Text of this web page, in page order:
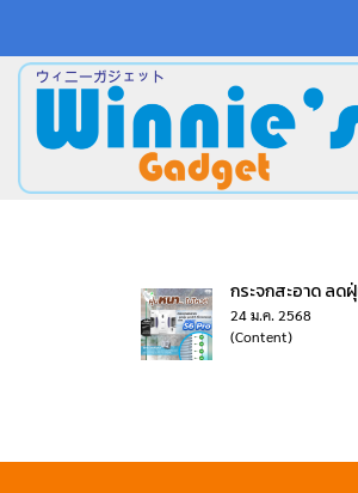
กระจกสะอาด ลด
24 ม.ค. 2568
(Content)